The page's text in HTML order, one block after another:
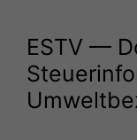
ESTV —